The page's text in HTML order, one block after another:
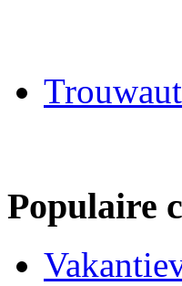
Populaire